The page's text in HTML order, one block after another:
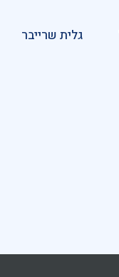
גלית שרייבר